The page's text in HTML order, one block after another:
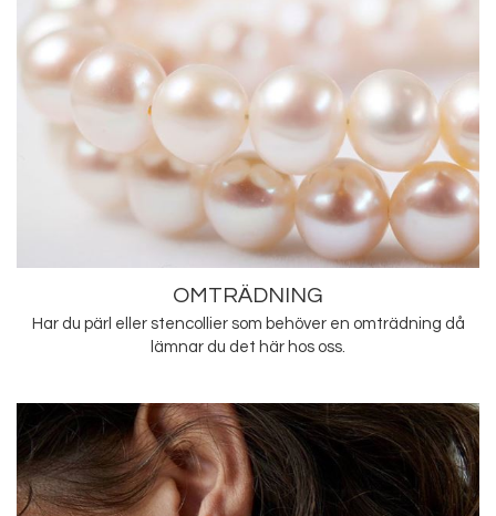
OMTRÄDNING
Har du pärl eller stencollier som behöver en omträdning då
lämnar du det här hos oss.